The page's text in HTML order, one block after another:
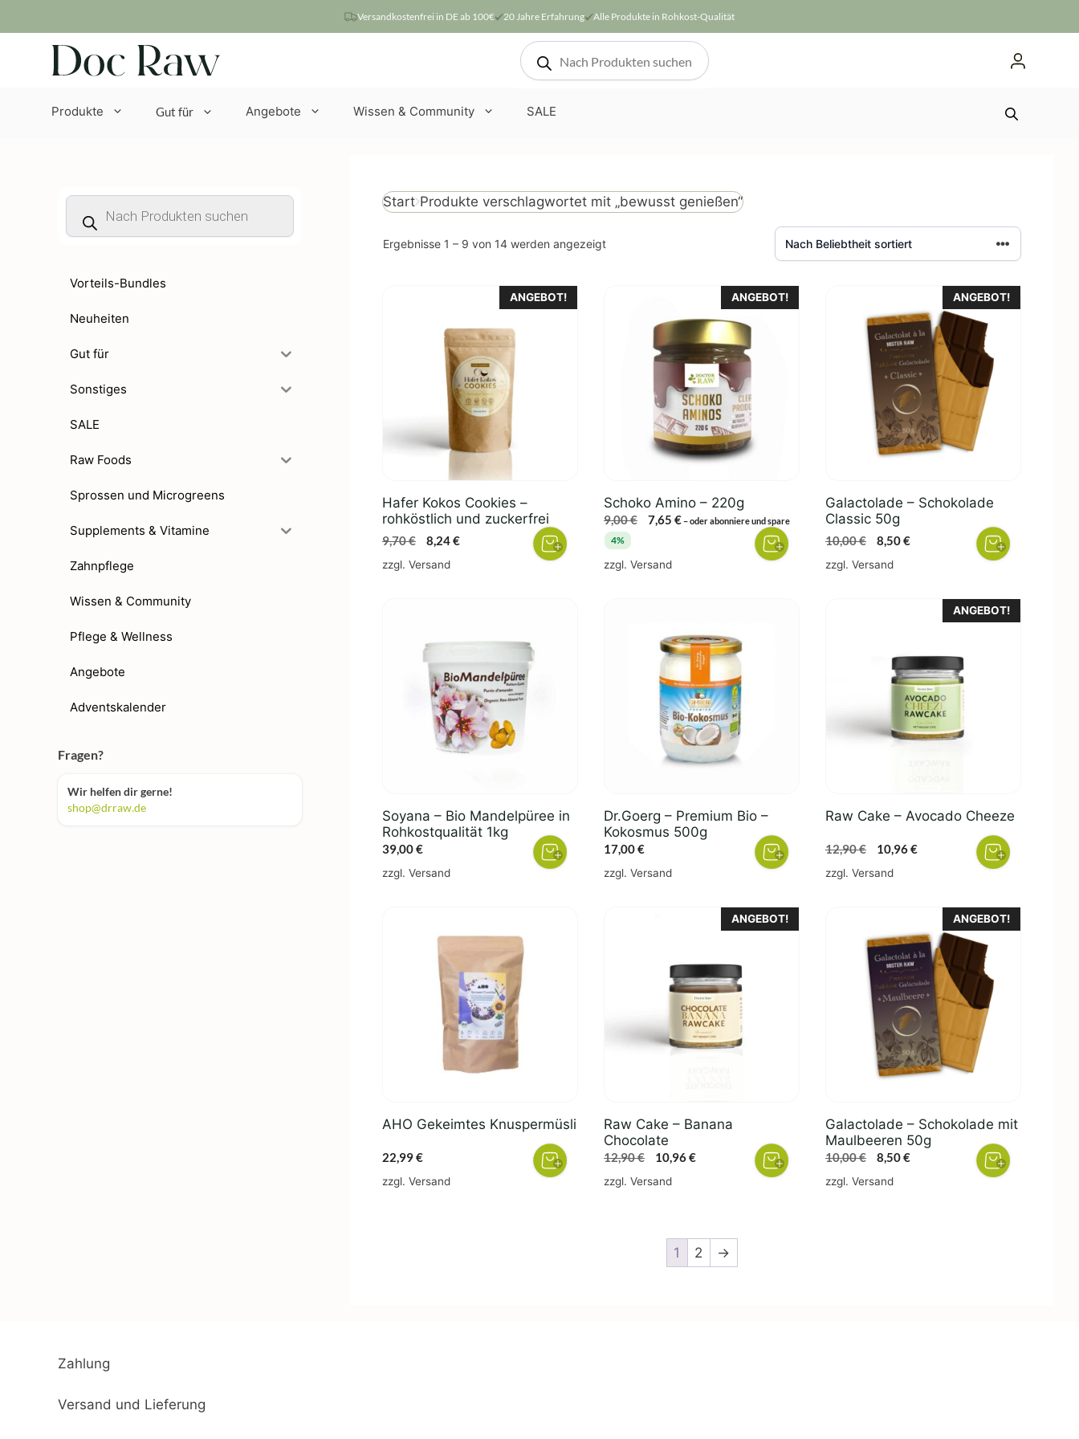
Inhalt
springen
Versandkostenfrei in DE ab 100€ 20 Jahre Erfahrung Alle Produkte in Rohkost-Qualität
Products
search
Produkte Gut für Angebote Wissen & Community SALE
Start Produkte verschlagwortet mit „bewusst genießen“
Ergebnisse 1 – 9 von 14 werden angezeigtNach
ANGEBOT!
Hafer Kokos Cookies –
rohköstlich und zuckerfrei
9,70€
Ursprünglicher
Preis
8,24€Aktueller
zzgl. Versand
ANGEBOT!
Schoko Amino – 220g
9,00€
Ursprünglicher
war:
7,65 €Aktueller
–oder abonniere und spare
4%
zzgl. Versand
ANGEBOT!
Galactolade – Schokolade
Classic 50g
10,00€
Ursprünglicher
Preis
8,50€Aktueller
8,50 €.
zzgl. Versand
Soyana – Bio Mandelpüree in
Rohkostqualität 1kg
39,00€
zzgl. Versand
Dr.Goerg – Premium Bio –
Kokosmus 500g
17,00€
zzgl. Versand
ANGEBOT!
Raw Cake – Avocado Cheeze
12,90€
Ursprünglicher
Preis
10,96€Aktueller
10,96 €.
zzgl. Versand
AHO Gekeimtes Knuspermüsli
22,99€
zzgl. Versand
ANGEBOT!
Raw Cake – Banana
Chocolate
12,90€
Ursprünglicher
Preis
10,96€Aktueller
zzgl. Versand
ANGEBOT!
Galactolade – Schokolade mit
Maulbeeren 50g
10,00€
Ursprünglicher
Preis
8,50€Aktueller
zzgl. Versand
1 2 →
Products
search
Vorteils-Bundles
Neuheiten
Gut für
Sonstiges
SALE
Raw Foods
Sprossen und Microgreens
Supplements & Vitamine
Zahnpflege
Wissen & Community
Pflege & Wellness
Angebote
Adventskalender
Fragen?
Wir helfen dir gerne!
shop@drraw.de
Zahlung
Versand und Lieferung